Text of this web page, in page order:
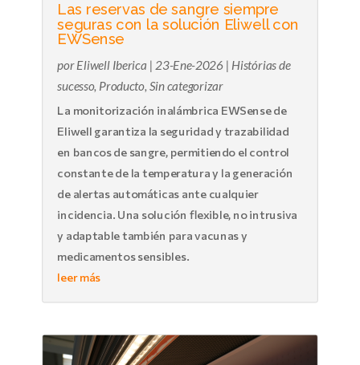
Las reservas de sangre siempre
seguras con la solución Eliwell con
EWSense
porEliwell Iberica | 23-Ene-2026| Histórias de
sucesso, Producto, Sin categorizar
La monitorización inalámbrica EWSense de
Eliwell garantiza la seguridad y trazabilidad
en bancos de sangre, permitiendo el control
constante de la temperatura y la generación
de alertas automáticas ante cualquier
incidencia. Una solución flexible, no intrusiva
y adaptable también para vacunas y
medicamentos sensibles.
leer más